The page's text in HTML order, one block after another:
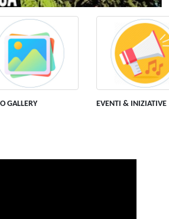
GALLERY EVENTI & INIZIATIVE